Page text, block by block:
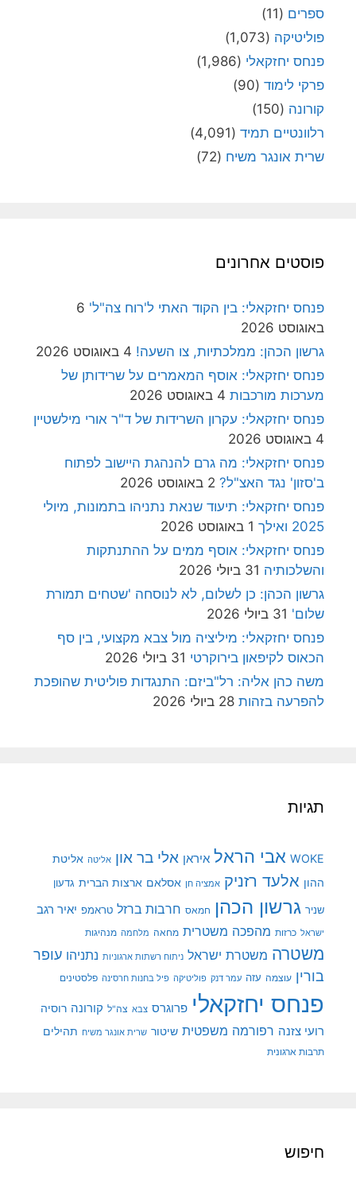
ספרים (11)
פוליטיקה (1,073)
פנחס יחזקאלי (1,986)
פרקי לימוד (90)
קורונה (150)
רלוונטיים תמיד (4,091)
שרית אונגר משיח (72)
פוסטים אחרונים
פנחס יחזקאלי: בין הקוד האתי ל'רוח צה"ל' 6
באוגוסט 2026
גרשון הכהן: ממלכתיות, צו השעה! 4 באוגוסט 2026
פנחס יחזקאלי: אוסף המאמרים על שרידותן של
מערכות מורכבות 4 באוגוסט 2026
פנחס יחזקאלי: עקרון השרידות של ד"ר אורי מילשטיין
4 באוגוסט 2026
פנחס יחזקאלי: מה גרם להנהגת היישוב לפתוח
ב'סזון' נגד האצ"ל? 2 באוגוסט 2026
פנחס יחזקאלי: תיעוד שנאת נתניהו בתמונות, מיולי
2025 ואילך
1 באוגוסט 2026
פנחס יחזקאלי: אוסף ממים על ההתנתקות
והשלכותיה 31 ביולי 2026
גרשון הכהן: כן לשלום, לא לנוסחה 'שטחים תמורת
שלום' 31 ביולי 2026
פנחס יחזקאלי: מיליציה מול צבא מקצועי, בין סף
הכאוס לקיפאון בירוקרטי 31 ביולי 2026
משה כהן אליה: רל"ביזם: התנגדות פוליטית שהופכת
להפרעה בזהות 28 ביולי 2026
תגיות
WOKE אבי הראל איראן אלי בר און אליטה אליטת
ההון אלעד רזניק אמציה חן אסלאם ארצות הברית גדעון
שניר גרשון הכהן חמאס חרבות ברזל טראמפ יאיר רגב
ישראל כרזות מהפכה משטרית מחאה מלחמה מנהיגות
משטרה משטרת ישראל ניתוח רשתות ארגוניות נתניהו עופר
בורין עוצמה עזה עמר דנק פוליטיקה פיל בחנות חרסינה פלסטינים
פנחס יחזקאלי פרוגרס צבא צה"ל קורונה רוסיה
רועי צזנה רפורמה משפטית שיטור שרית אונגר משיח תהילים
תרבות ארגונית
חיפוש